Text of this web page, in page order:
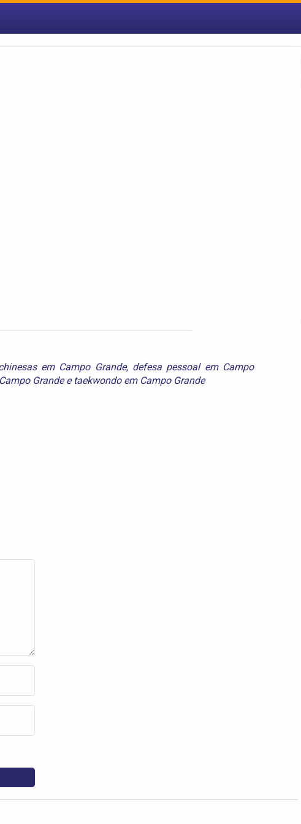
em Campo Grande, defesa pessoal em Campo
Grandee taekwondo em Campo Grande